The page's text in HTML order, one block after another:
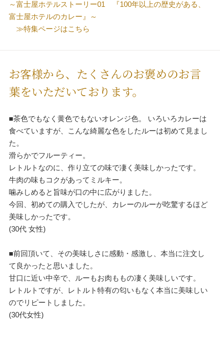
～富士屋ホテルストーリー01 『100年以上の歴史がある、
富士屋ホテルのカレー』～
≫特集ページはこちら
お客様から、たくさんのお褒めのお言
葉をいただいております。
■茶色でもなく黄色でもないオレンジ色。 いろいろカレーは
食べていますが、こんな綺麗な色をしたルーは初めて見まし
た。
滑らかでフルーティー。
レトルトなのに、作り立ての味で凄く美味しかったです。
牛肉の味もコクがあってミルキー。
噛みしめると旨味が口の中に広がりました。
今回、初めての購入でしたが、カレーのルーが吃驚するほど
美味しかったです。
(30代 女性)
■前回頂いて、その美味しさに感動・感激し、本当に注文し
て良かったと思いました。
甘口に近い中辛で、ルーもお肉ももの凄く美味しいです。
レトルトですが、レトルト特有の匂いもなく本当に美味しい
のでリピートしました。
(30代女性)